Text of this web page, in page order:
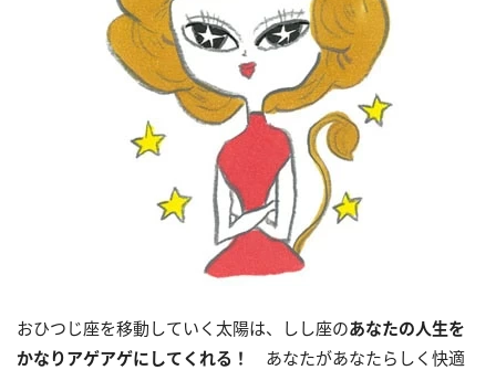
おひつじ座を移動していく太陽は、しし座のあなたの人生を
かなりアゲアゲにしてくれる！
あなたがあなたらしく快適